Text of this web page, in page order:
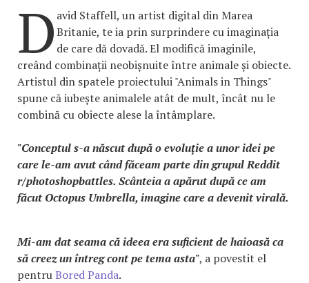
D avid Staffell, un artist digital din Marea
Britanie, te ia prin surprindere cu imaginația
de care dă dovadă. El modifică imaginile,
creând combinații neobișnuite între animale și obiecte.
Artistul din spatele proiectului "Animals in Things"
spune că iubește animalele atât de mult, încât nu le
combină cu obiecte alese la întâmplare.
"Conceptul s-a născut după o evoluție a unor idei pe
care le-am avut când făceam parte din grupul Reddit
r/photoshopbattles. Scânteia a apărut după ce am
făcut Octopus Umbrella, imagine care a devenit virală.
Mi-am dat seama că ideea era suficient de haioasă ca
să creez un întreg cont pe tema asta", a povestit el
pentruBored Panda.